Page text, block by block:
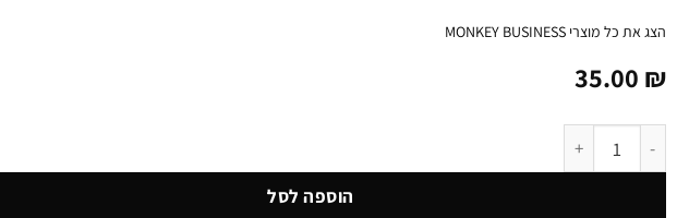
הצג את כל מוצרי MONKEY BUSINESS
35.00 ₪
הוספה לסל